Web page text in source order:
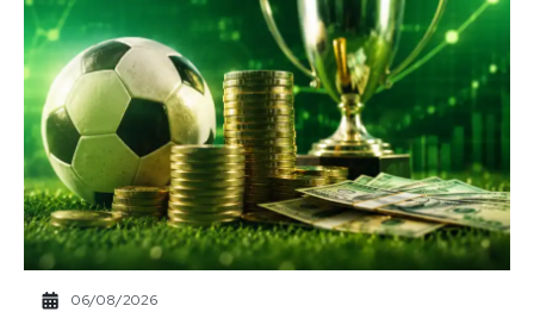
06/08/2026